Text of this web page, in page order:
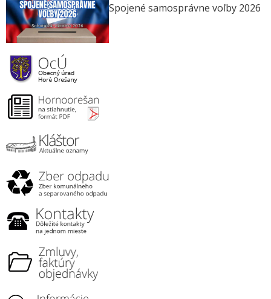
Spojené samosprávne voľby 2026